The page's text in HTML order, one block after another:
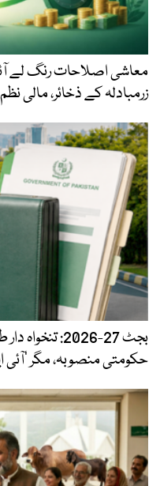
معاشی اصلاحات رنگ لے
زرمبادلہ کے ذخائر، مالی
بجٹ 27-2026:
حکومتی منصوبہ، مگر ’آئی